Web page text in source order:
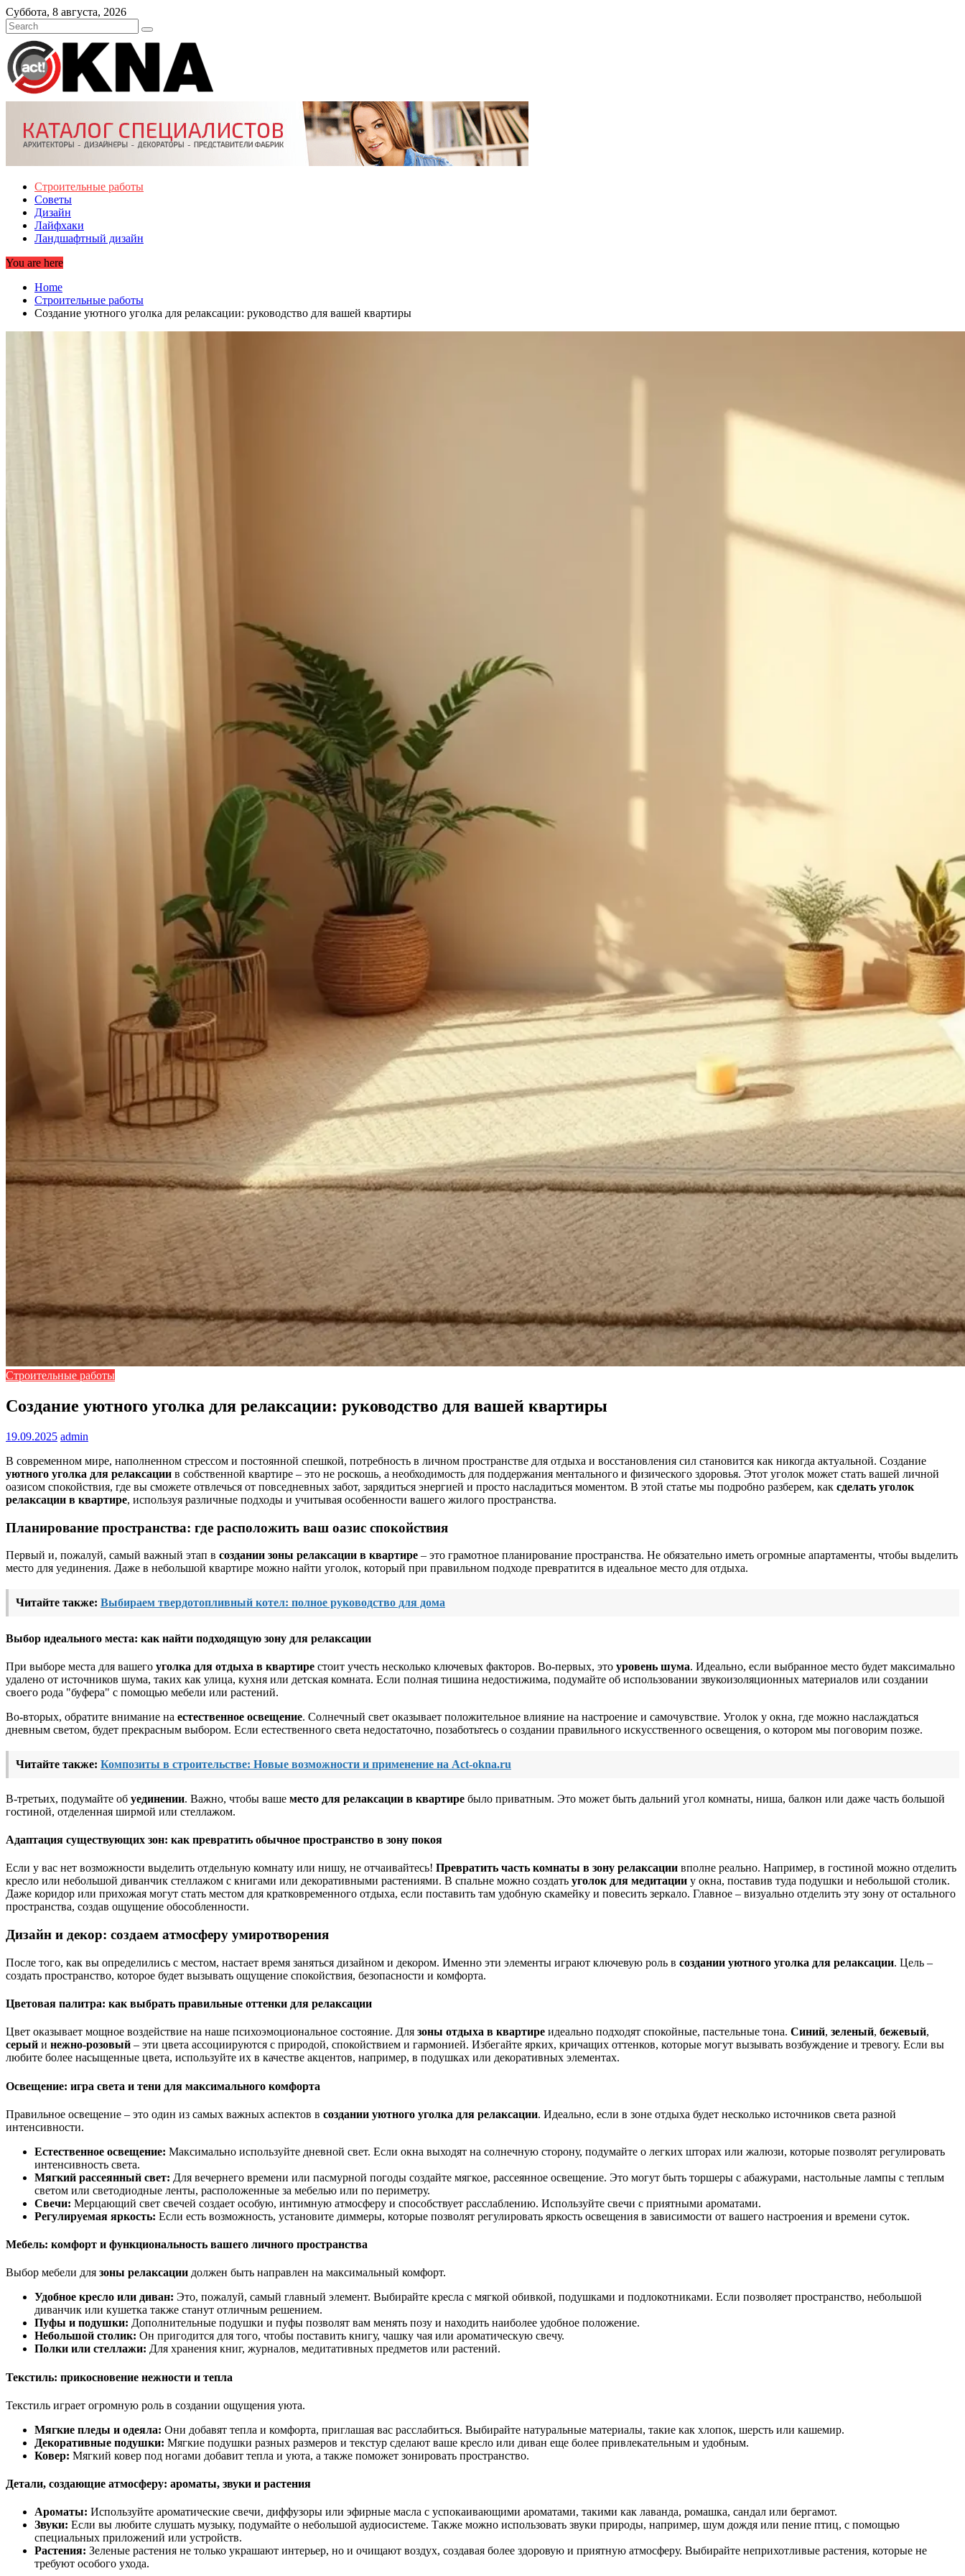
Skip
to
content
Суббота, 8 августа, 2026
Строительные работы
Советы
Дизайн
Лайфхаки
Ландшафтный дизайн
You are here
Home
Строительные работы
Создание уютного уголка для релаксации: руководство для вашей квартиры
Строительные работы
Создание уютного уголка для релаксации: руководство для вашей квартиры
19.09.2025 admin
В современном мире, наполненном стрессом и постоянной спешкой, потребность в личном пространстве для отдыха и восстановления сил становится как никогда актуальной. Создание
уютного уголка для релаксации в собственной квартире – это не роскошь, а необходимость для поддержания ментального и физического здоровья. Этот уголок может стать вашей личной
оазисом спокойствия, где вы сможете отвлечься от повседневных забот, зарядиться энергией и просто насладиться моментом. В этой статье мы подробно разберем, как сделать уголок
релаксации в квартире, используя различные подходы и учитывая особенности вашего жилого пространства.
Планирование пространства: где расположить ваш оазис спокойствия
Первый и, пожалуй, самый важный этап в создании зоны релаксации в квартире – это грамотное планирование пространства. Не обязательно иметь огромные апартаменты, чтобы выделить
место для уединения. Даже в небольшой квартире можно найти уголок, который при правильном подходе превратится в идеальное место для отдыха.
Читайте также: Выбираем твердотопливный котел: полное руководство для дома
Выбор идеального места: как найти подходящую зону для релаксации
При выборе места для вашего уголка для отдыха в квартире стоит учесть несколько ключевых факторов. Во-первых, это уровень шума. Идеально, если выбранное место будет максимально
удалено от источников шума, таких как улица, кухня или детская комната. Если полная тишина недостижима, подумайте об использовании звукоизоляционных материалов или создании
своего рода "буфера" с помощью мебели или растений.
Во-вторых, обратите внимание на естественное освещение. Солнечный свет оказывает положительное влияние на настроение и самочувствие. Уголок у окна, где можно наслаждаться
дневным светом, будет прекрасным выбором. Если естественного света недостаточно, позаботьтесь о создании правильного искусственного освещения, о котором мы поговорим позже.
Читайте также: Композиты в строительстве: Новые возможности и применение на Act-okna.ru
В-третьих, подумайте об уединении. Важно, чтобы ваше место для релаксации в квартире было приватным. Это может быть дальний угол комнаты, ниша, балкон или даже часть большой
гостиной, отделенная ширмой или стеллажом.
Адаптация существующих зон: как превратить обычное пространство в зону покоя
Если у вас нет возможности выделить отдельную комнату или нишу, не отчаивайтесь! Превратить часть комнаты в зону релаксации вполне реально. Например, в гостиной можно отделить
кресло или небольшой диванчик стеллажом с книгами или декоративными растениями. В спальне можно создать уголок для медитации у окна, поставив туда подушки и небольшой столик.
Даже коридор или прихожая могут стать местом для кратковременного отдыха, если поставить там удобную скамейку и повесить зеркало. Главное – визуально отделить эту зону от остального
пространства, создав ощущение обособленности.
Дизайн и декор: создаем атмосферу умиротворения
После того, как вы определились с местом, настает время заняться дизайном и декором. Именно эти элементы играют ключевую роль в создании уютного уголка для релаксации. Цель –
создать пространство, которое будет вызывать ощущение спокойствия, безопасности и комфорта.
Цветовая палитра: как выбрать правильные оттенки для релаксации
Цвет оказывает мощное воздействие на наше психоэмоциональное состояние. Для зоны отдыха в квартире идеально подходят спокойные, пастельные тона. Синий, зеленый, бежевый,
серый и нежно-розовый – эти цвета ассоциируются с природой, спокойствием и гармонией. Избегайте ярких, кричащих оттенков, которые могут вызывать возбуждение и тревогу. Если вы
любите более насыщенные цвета, используйте их в качестве акцентов, например, в подушках или декоративных элементах.
Освещение: игра света и тени для максимального комфорта
Правильное освещение – это один из самых важных аспектов в создании уютного уголка для релаксации. Идеально, если в зоне отдыха будет несколько источников света разной
интенсивности.
Естественное освещение: Максимально используйте дневной свет. Если окна выходят на солнечную сторону, подумайте о легких шторах или жалюзи, которые позволят регулировать
интенсивность света.
Мягкий рассеянный свет: Для вечернего времени или пасмурной погоды создайте мягкое, рассеянное освещение. Это могут быть торшеры с абажурами, настольные лампы с теплым
светом или светодиодные ленты, расположенные за мебелью или по периметру.
Свечи: Мерцающий свет свечей создает особую, интимную атмосферу и способствует расслаблению. Используйте свечи с приятными ароматами.
Регулируемая яркость: Если есть возможность, установите диммеры, которые позволят регулировать яркость освещения в зависимости от вашего настроения и времени суток.
Мебель: комфорт и функциональность вашего личного пространства
Выбор мебели для зоны релаксации должен быть направлен на максимальный комфорт.
Удобное кресло или диван: Это, пожалуй, самый главный элемент. Выбирайте кресла с мягкой обивкой, подушками и подлокотниками. Если позволяет пространство, небольшой
диванчик или кушетка также станут отличным решением.
Пуфы и подушки: Дополнительные подушки и пуфы позволят вам менять позу и находить наиболее удобное положение.
Небольшой столик: Он пригодится для того, чтобы поставить книгу, чашку чая или ароматическую свечу.
Полки или стеллажи: Для хранения книг, журналов, медитативных предметов или растений.
Текстиль: прикосновение нежности и тепла
Текстиль играет огромную роль в создании ощущения уюта.
Мягкие пледы и одеяла: Они добавят тепла и комфорта, приглашая вас расслабиться. Выбирайте натуральные материалы, такие как хлопок, шерсть или кашемир.
Декоративные подушки: Мягкие подушки разных размеров и текстур сделают ваше кресло или диван еще более привлекательным и удобным.
Ковер: Мягкий ковер под ногами добавит тепла и уюта, а также поможет зонировать пространство.
Детали, создающие атмосферу: ароматы, звуки и растения
Ароматы: Используйте ароматические свечи, диффузоры или эфирные масла с успокаивающими ароматами, такими как лаванда, ромашка, сандал или бергамот.
Звуки: Если вы любите слушать музыку, подумайте о небольшой аудиосистеме. Также можно использовать звуки природы, например, шум дождя или пение птиц, с помощью
специальных приложений или устройств.
Растения: Зеленые растения не только украшают интерьер, но и очищают воздух, создавая более здоровую и приятную атмосферу. Выбирайте неприхотливые растения, которые не
требуют особого ухода.